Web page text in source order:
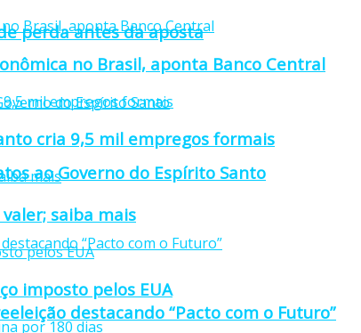
perda antes da aposta
ao Governo do Espírito Santo
destacando “Pacto com o Futuro”
no Brasil, aponta Banco Central
cria 9,5 mil empregos formais
saiba mais
imposto pelos EUA